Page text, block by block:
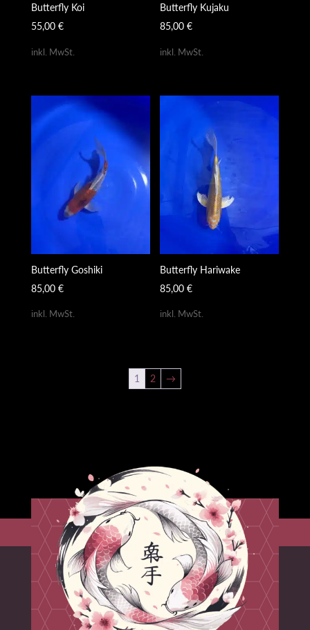
Butterfly Koi
55,00 €
inkl. MwSt.
Butterfly Kujaku
85,00€
inkl. MwSt.
Butterfly Goshiki
85,00 €
inkl. MwSt.
Butterfly Hariwake
85,00€
inkl. MwSt.
1 2 →